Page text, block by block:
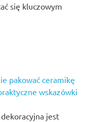
się kluczowym
pakować ceramikę
wskazówki
jest